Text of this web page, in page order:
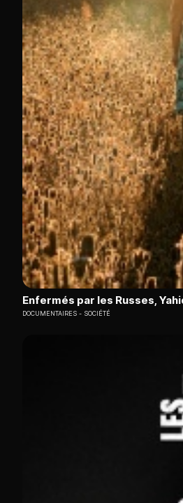
Enfermés par les Russes,
DOCUMENTAIRES SOCIÉTÉ